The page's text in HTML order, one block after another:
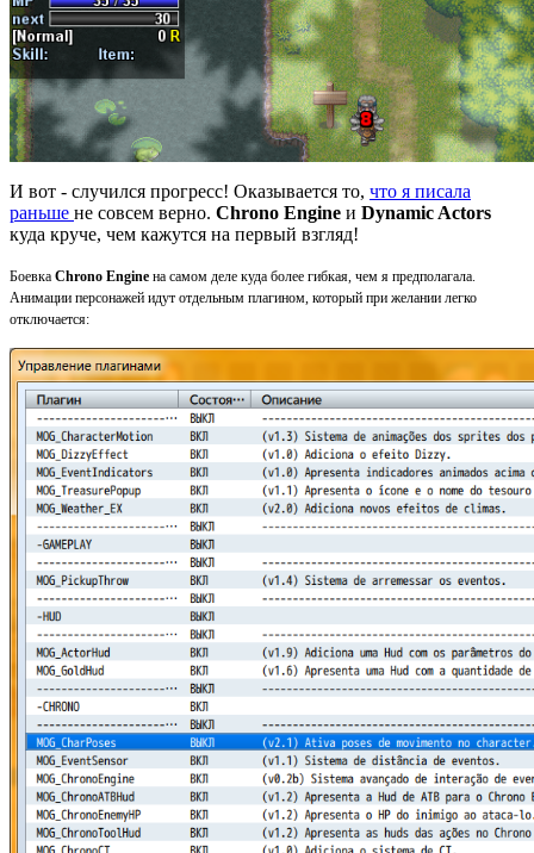
И вот - случился прогресс! Оказывается то, что я писала
раньше не совсем верно. Chrono Engine и Dynamic Actors
куда круче, чем кажутся на первый взгляд!
Боевка Chrono Engine на самом деле куда более гибкая, чем я предполагала.
Анимации персонажей идут отдельным плагином, который при желании легко
отключается: